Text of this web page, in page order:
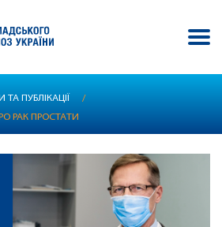
ПУБЛІКАЦІЇ
/
РАК ПРОСТАТИ